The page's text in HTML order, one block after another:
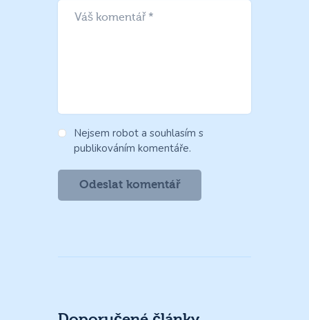
Nejsem robot a souhlasím s
publikováním komentáře.